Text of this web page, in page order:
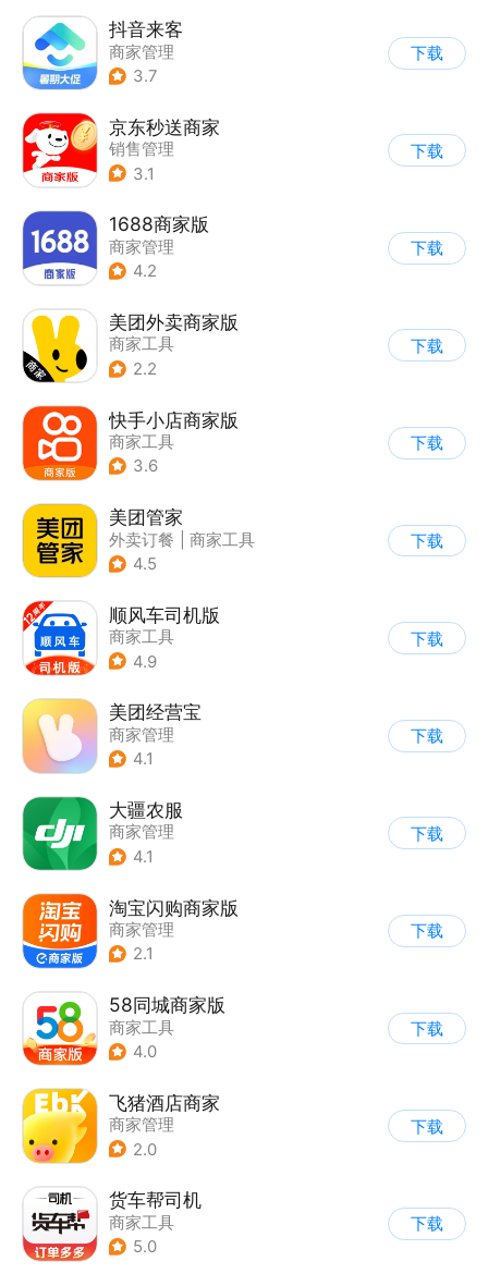
抖音来客
商家管理
3.7
下载
京东秒送商家
销售管理
3.1
下载
1688商家版
商家管理
4.2
下载
美团外卖商家版
商家工具
2.2
下载
快手小店商家版
商家工具
3.6
下载
美团管家
外卖订餐
商家工具
4.5
下载
顺风车司机版
商家工具
4.9
下载
美团经营宝
商家管理
4.1
下载
大疆农服
商家管理
4.1
下载
淘宝闪购商家版
商家管理
2.1
下载
58同城商家版
商家工具
4.0
下载
飞猪酒店商家
商家管理
2.0
下载
货车帮司机
商家工具
5.0
下载